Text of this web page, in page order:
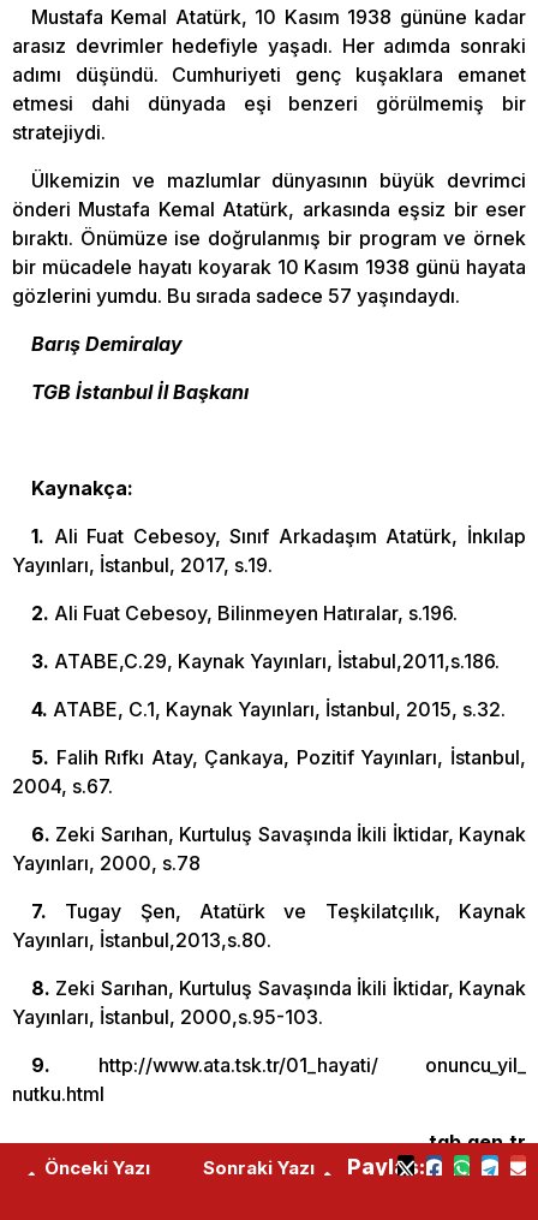
Mustafa Kemal Atatürk, 10 Kasım 1938 gününe kadar
arasız devrimler hedefiyle yaşadı. Her adımda sonraki
adımı düşündü. Cumhuriyeti genç kuşaklara emanet
etmesi dahi dünyada eşi benzeri görülmemiş bir
stratejiydi.
Ülkemizin ve mazlumlar dünyasının büyük devrimci
önderi Mustafa Kemal Atatürk, arkasında eşsiz bir eser
bıraktı. Önümüze ise doğrulanmış bir program ve örnek
bir mücadele hayatı koyarak 10 Kasım 1938 günü hayata
gözlerini yumdu. Bu sırada sadece 57 yaşındaydı.
Barış Demiralay
TGB İstanbul İl Başkanı
Kaynakça:
1. Ali Fuat Cebesoy, Sınıf Arkadaşım Atatürk, İnkılap
Yayınları, İstanbul, 2017, s.19.
2. Ali Fuat Cebesoy, Bilinmeyen Hatıralar, s.196.
3. ATABE,C.29, Kaynak Yayınları, İstabul,2011,s.186.
4. ATABE, C.1, Kaynak Yayınları, İstanbul, 2015, s.32.
5. Falih Rıfkı Atay, Çankaya, Pozitif Yayınları, İstanbul,
2004, s.67.
6. Zeki Sarıhan, Kurtuluş Savaşında İkili İktidar, Kaynak
Yayınları, 2000, s.78
7. Tugay Şen, Atatürk ve Teşkilatçılık, Kaynak
Yayınları, İstanbul,2013,s.80.
8. Zeki Sarıhan, Kurtuluş Savaşında İkili İktidar, Kaynak
Yayınları, İstanbul, 2000,s.95-103.
9. http://www.ata.tsk.tr/01_hayati/ onuncu_yil_
nutku.html
tgb.gen.tr
Önceki Yazı
Sonraki Yazı
Paylaş: